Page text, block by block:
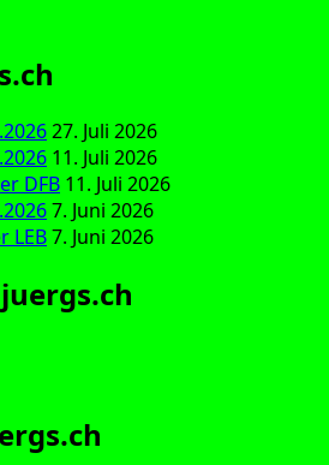
27. Juli 2026
11. Juli 2026
DFB 11. Juli 2026
7. Juni 2026
LEB7. Juni 2026